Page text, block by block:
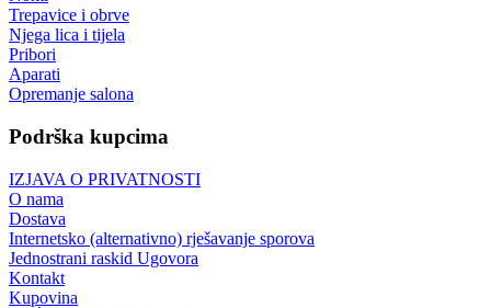
Trepavice i obrve
Njega lica i tijela
Pribori
Aparati
Opremanje salona
Podrška kupcima
IZJAVA O PRIVATNOSTI
O nama
Dostava
Internetsko (alternativno) rješavanje sporova
Jednostrani raskid Ugovora
Kontakt
Kupovina